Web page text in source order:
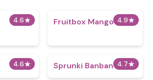
4.6★ 4.9★
Fruitbox Mango
4.6★ 4.7★
Sprunki Banban